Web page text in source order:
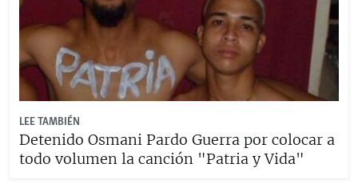
LEE TAMBIÉN
Detenido Osmani Pardo Guerra por colocar a
todo volumen la canción "Patria y Vida"